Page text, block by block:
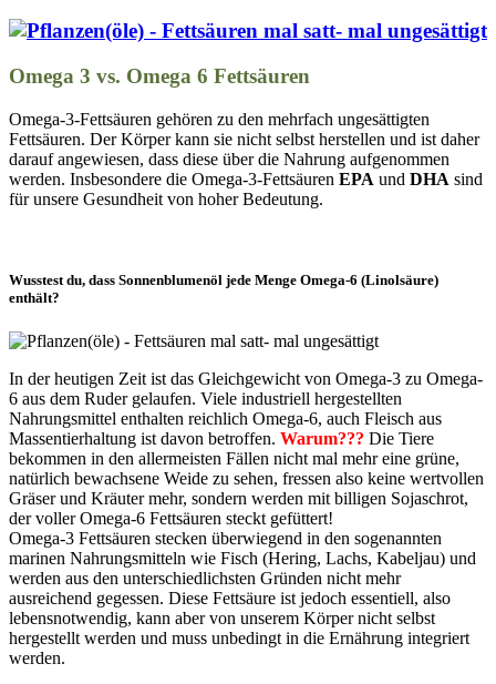
Omega 3 vs. Omega 6 Fettsäuren
Omega-3-Fettsäuren gehören zu den mehrfach ungesättigten
Fettsäuren. Der Körper kann sie nicht selbst herstellen und ist daher
darauf angewiesen, dass diese über die Nahrung aufgenommen
werden. Insbesondere die Omega-3-Fettsäuren EPA und DHA sind
für unsere Gesundheit von hoher Bedeutung.
Wusstest du, dass Sonnenblumenöl jede Menge Omega-6 (Linolsäure)
enthält?
In der heutigen Zeit ist das Gleichgewicht von Omega-3 zu Omega-
6 aus dem Ruder gelaufen. Viele industriell hergestellten
Nahrungsmittel enthalten reichlich Omega-6, auch Fleisch aus
Massentierhaltung ist davon betroffen. Warum??? Die Tiere
bekommen in den allermeisten Fällen nicht mal mehr eine grüne,
natürlich bewachsene Weide zu sehen, fressen also keine wertvollen
Gräser und Kräuter mehr, sondern werden mit billigen Sojaschrot,
der voller Omega-6 Fettsäuren steckt gefüttert!
Omega-3 Fettsäuren stecken überwiegend in den sogenannten
marinen Nahrungsmitteln wie Fisch (Hering, Lachs, Kabeljau) und
werden aus den unterschiedlichsten Gründen nicht mehr
ausreichend gegessen. Diese Fettsäure ist jedoch essentiell, also
lebensnotwendig, kann aber von unserem Körper nicht selbst
hergestellt werden und muss unbedingt in die Ernährung integriert
werden.